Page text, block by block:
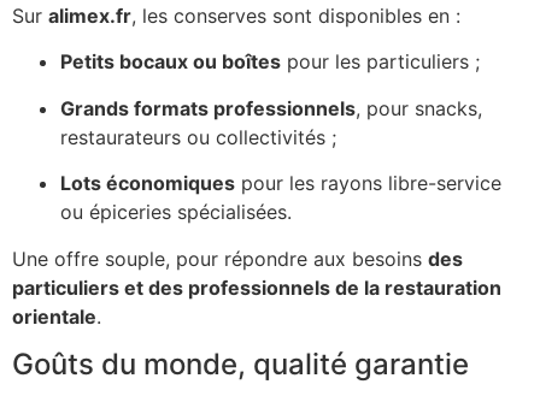
Sur alimex.fr, les conserves sont disponibles en :
Petits bocaux ou boîtes pour les particuliers ;
Grands formats professionnels, pour snacks,
restaurateurs ou collectivités ;
Lots économiques pour les rayons libre-service
ou épiceries spécialisées.
Une offre souple, pour répondre aux besoins des
particuliers et des professionnels de la restauration
orientale.
Goûts du monde, qualité garantie